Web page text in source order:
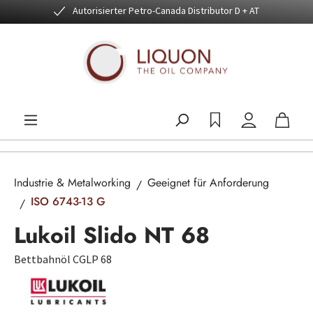
Zum Hauptinhalt springenAutorisierter Petro-Canada Distributor D + AT
Industrie & Metalworking
Geeignet für Anforderung
ISO 6743-13 G
Lukoil Slido NT 68
Bettbahnöl CGLP 68